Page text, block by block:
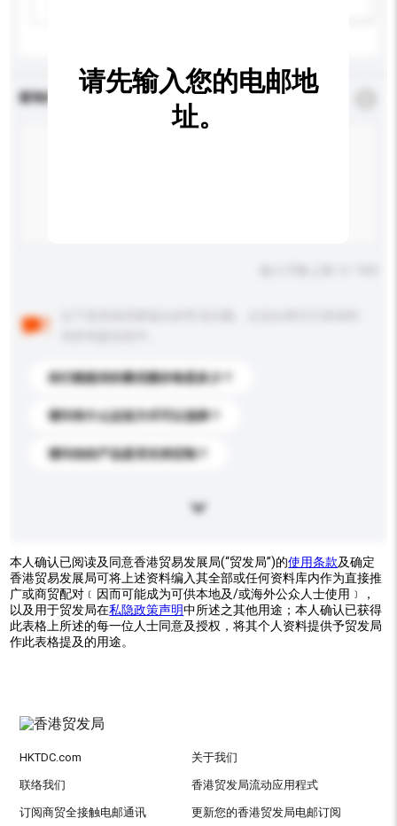
查询内容 * 必须填写
你们能提供的最优惠价格是多少？
请问有什么运送方式可以选择？
请问你的产品是否支持定制？
请先输入您的电邮地
址。
本人确认已阅读及同意香港贸易发展局(“贸发局”)的使用条款及确定
香港贸易发展局可将上述资料编入其全部或任何资料库内作为直接推
广或商贸配对﹝因而可能成为可供本地及/或海外公众人士使用﹞，
以及用于贸发局在私隐政策声明中所述之其他用途；本人确认已获得
此表格上所述的每一位人士同意及授权，将其个人资料提供予贸发局
作此表格提及的用途。
HKTDC.com 关于我们
联络我们 香港贸发局流动应用程式
订阅商贸全接触电邮通讯 更新您的香港贸发局电邮订阅